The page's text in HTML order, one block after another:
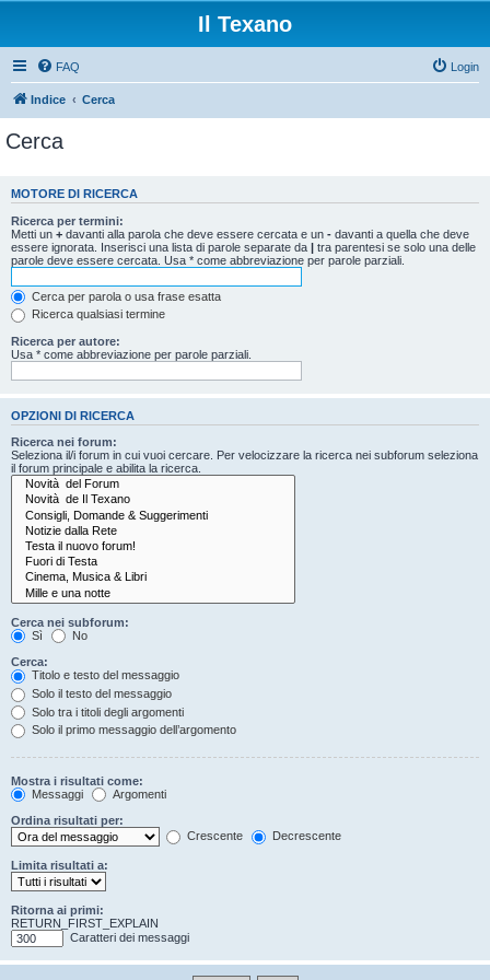
Il Texano
FAQ Login
Indice Cerca
Cerca
MOTORE DI RICERCA
Ricerca per termini:
Metti un + davanti alla parola che deve essere cercata e un - davanti a quella che deve
essere ignorata. Inserisci una lista di parole separate da | tra parentesi se solo una delle
parole deve essere cercata. Usa * come abbreviazione per parole parziali.
Cerca per parola o usa frase esatta
Ricerca qualsiasi termine
Ricerca per autore:
Usa * come abbreviazione per parole parziali.
OPZIONI DI RICERCA
Ricerca nei forum:
Seleziona il/i forum in cui vuoi cercare. Per velocizzare la ricerca nei subforum seleziona
il forum principale e abilita la ricerca.
Cerca nei subforum:
Sì
No
Cerca:
Titolo e testo del messaggio
Solo il testo del messaggio
Solo tra i titoli degli argomenti
Solo il primo messaggio dell’argomento
Mostra i risultati come:
Messaggi
Argomenti
Ordina risultati per:
Crescente
Decrescente
Limita risultati a:
Ritorna ai primi:
RETURN_FIRST_EXPLAIN
Caratteri dei messaggi